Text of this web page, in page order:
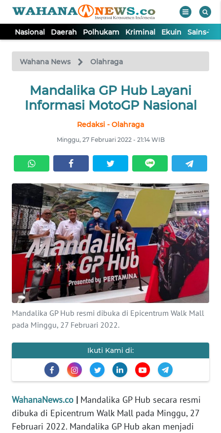
Nasional Daerah Polhukam Kriminal Ekuin Sains-
Wahana News Olahraga
Mandalika GP Hub Layani
Informasi MotoGP Nasional
Redaksi - Olahraga
Minggu, 27 Februari 2022 - 21:14 WIB
Mandalika GP Hub resmi dibuka di Epicentrum Walk Mall
pada Minggu, 27 Februari 2022.
Ikuti Kami di:
WahanaNews.co | Mandalika GP Hub secara resmi
dibuka di Epicentrum Walk Mall pada Minggu, 27
Februari 2022. Mandalika GP Hub akan menjadi
TV
Tutup
NASIONAL
KRIMINAL
EKUIN
SAINS-TEKNO
KESEHATAN
INTERNASIONAL
SERBA-SERBI
OLAHRAGA